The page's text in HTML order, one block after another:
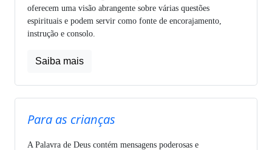
oferecem uma visão abrangente sobre várias questões
espirituais e podem servir como fonte de encorajamento,
instrução e consolo.
Saiba mais
Para as crianças
A Palavra de Deus contém mensagens poderosas e